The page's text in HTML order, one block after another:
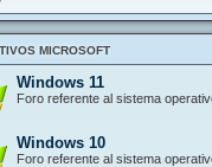
MICROSOFT
Windows 11
Foro referente al sistema
Windows 10
Foro referente al sistema